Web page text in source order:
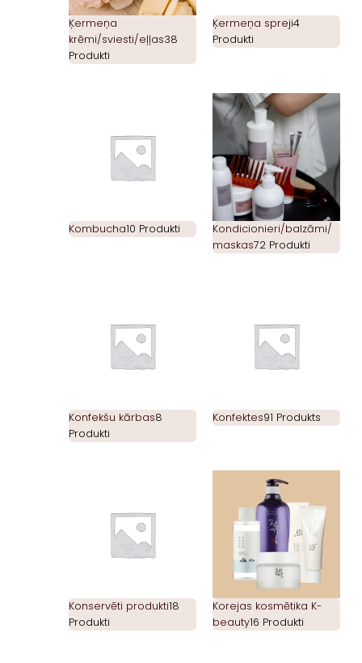
Ķermeņa
krēmi/sviesti/eļļas38
Produkti
Ķermeņa spreji4
Produkti
Kombucha10 Produkti
Kondicionieri/balzāmi/
maskas72 Produkti
Konfekšu kārbas8
Produkti
Konfektes91 Produkts
Konservēti produkti18
Produkti
Korejas kosmētika K-
beauty16 Produkti